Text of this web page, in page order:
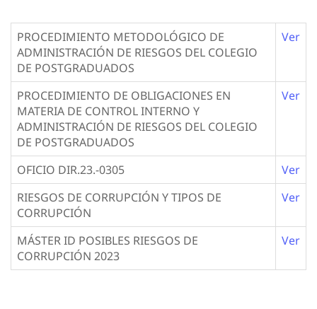
PROCEDIMIENTO METODOLÓGICO DE
ADMINISTRACIÓN DE RIESGOS DEL COLEGIO
DE POSTGRADUADOS
Ver
PROCEDIMIENTO DE OBLIGACIONES EN
MATERIA DE CONTROL INTERNO Y
ADMINISTRACIÓN DE RIESGOS DEL COLEGIO
DE POSTGRADUADOS
Ver
OFICIO DIR.23.-0305
Ver
RIESGOS DE CORRUPCIÓN Y TIPOS DE
CORRUPCIÓN
Ver
MÁSTER ID POSIBLES RIESGOS DE
CORRUPCIÓN 2023
Ver